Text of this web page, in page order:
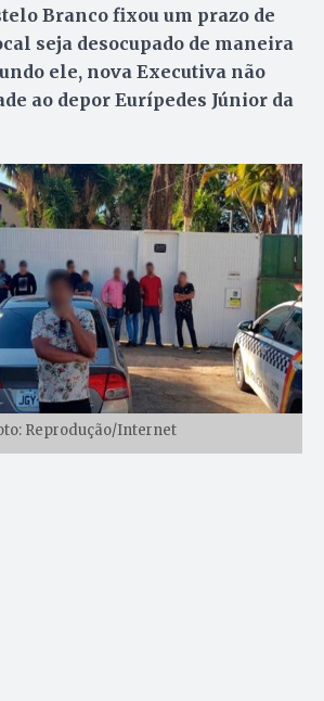
Branco fixou um prazo de
seja desocupado de maneira
ele, nova Executiva não
ao depor Eurípedes Júnior da
Reprodução/Internet